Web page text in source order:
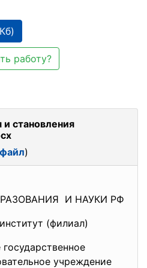
работу?
и становления
)
И НАУКИ РФ
(филиал)
учреждение